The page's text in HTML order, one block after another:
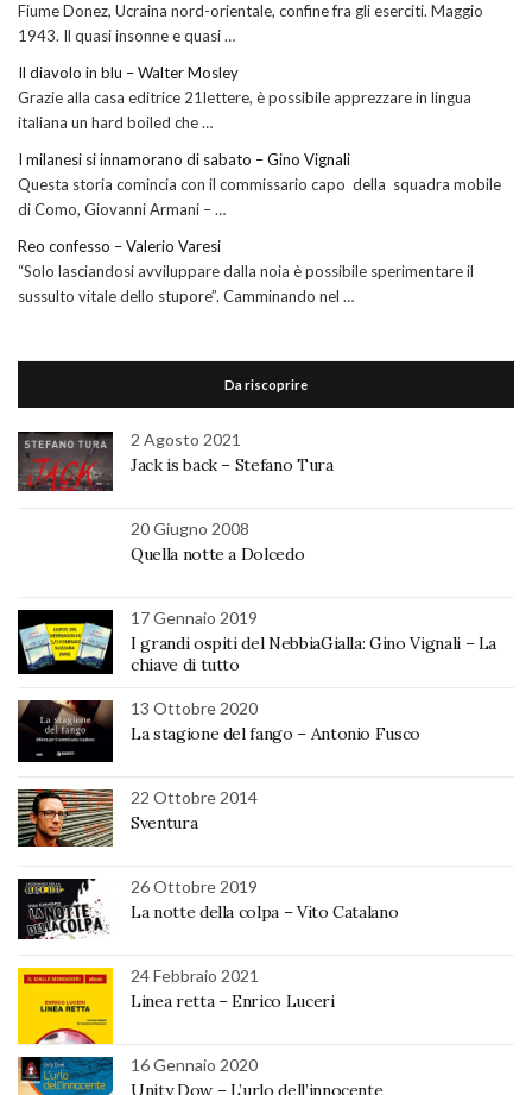
Fiume Donez, Ucraina nord-orientale, confine fra gli eserciti. Maggio
1943. Il quasi insonne e quasi …
Il diavolo in blu – Walter Mosley
Grazie alla casa editrice 21lettere, è possibile apprezzare in lingua
italiana un hard boiled che …
I milanesi si innamorano di sabato – Gino Vignali
Questa storia comincia con il commissario capo della squadra mobile
di Como, Giovanni Armani – …
Reo confesso – Valerio Varesi
“Solo lasciandosi avviluppare dalla noia è possibile sperimentare il
sussulto vitale dello stupore”. Camminando nel …
Da riscoprire
2 Agosto 2021
Jack is back – Stefano Tura
20 Giugno 2008
Quella notte a Dolcedo
17 Gennaio 2019
I grandi ospiti del NebbiaGialla: Gino Vignali – La
chiave di tutto
13 Ottobre 2020
La stagione del fango – Antonio Fusco
22 Ottobre 2014
Sventura
26 Ottobre 2019
La notte della colpa – Vito Catalano
24 Febbraio 2021
Linea retta – Enrico Luceri
16 Gennaio 2020